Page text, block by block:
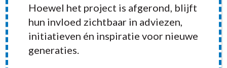
Hoewel het project is afgerond, blijft
hun invloed zichtbaar in adviezen,
initiatieven én inspiratie voor nieuwe
generaties.